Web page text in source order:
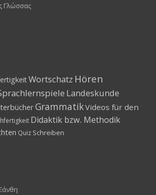
Γλώσσας
Wortschatz Hören
Landeskunde
GrammatikVideos für den
Didaktik bzw. Methodik
Quiz Schreiben